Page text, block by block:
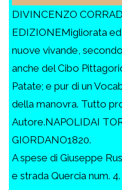
DIVINCENZO
EDIZIONEMigliorata
nuove vivande,
anche del Cibo
Patate; e pur di un
della manovra. Tutto
Autore.NAPOLIDAI
GIORDANO1820.
A spese di Giuseppe
e strada Quercia num. 4.